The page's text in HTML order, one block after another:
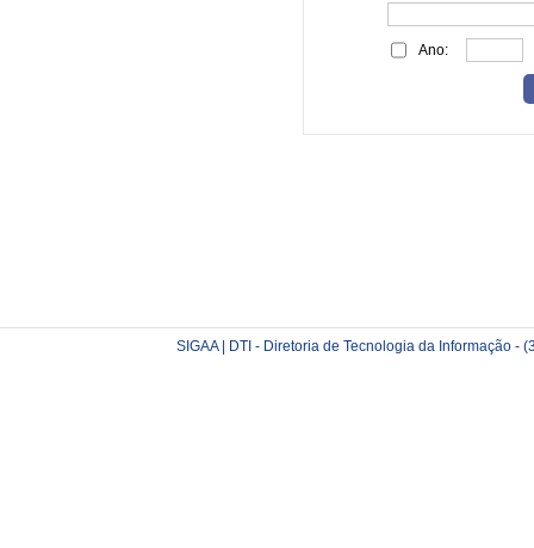
Ano:
SIGAA | DTI - Diretoria de Tecnologia da Informação